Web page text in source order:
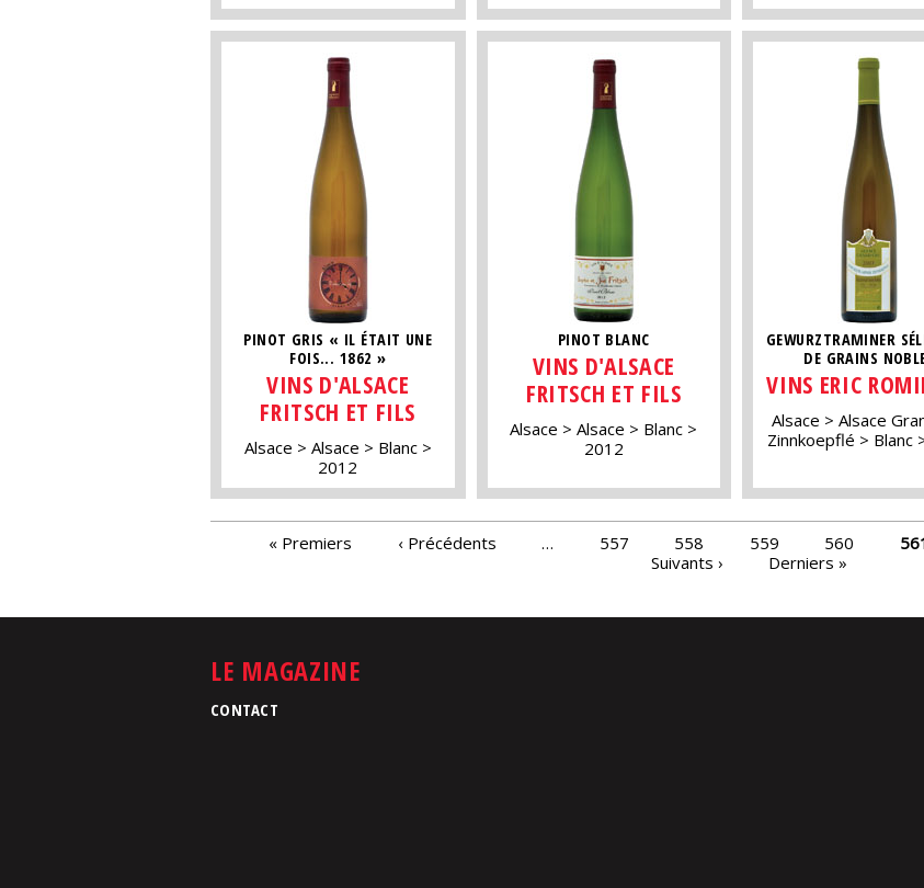
PINOT GRIS « IL ÉTAIT UNE
FOIS... 1862 »
VINS D'ALSACE
FRITSCH ET FILS
Alsace Alsace
Blanc
2012
PINOT BLANC
VINS D'ALSACE
FRITSCH ET FILS
Alsace Alsace
Blanc
2012
GEWURZTRAMINER
DE GRAINS
VINS ERIC
Alsace
Alsace
Zinnkoepflé
Blanc
PAGES« Premiers ‹ Précédents … 557 558 559 560
Suivants ›
Derniers »
LE MAGAZINE
CONTACT